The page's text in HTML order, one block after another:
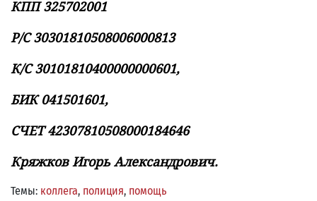
КПП 325702001
Р/С 30301810508006000813
К/С 30101810400000000601,
БИК 041501601,
СЧЕТ 42307810508000184646
Кряжков Игорь Александрович.
Темы: коллега, полиция, помощь